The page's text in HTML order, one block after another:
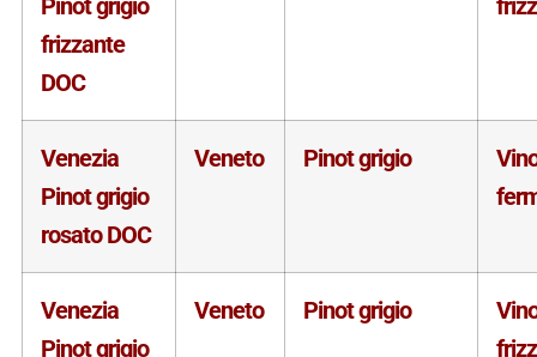
frizzante
DOC
Venezia
Pinot grigio
rosato DOC
Veneto Pinot grigio
Venezia
Pinot grigio
Veneto Pinot grigio